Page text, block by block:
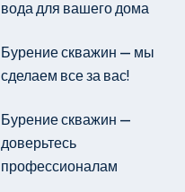
вода для вашего дома
Бурение скважин — мы
сделаем все за вас!
Бурение скважин —
доверьтесь
профессионалам